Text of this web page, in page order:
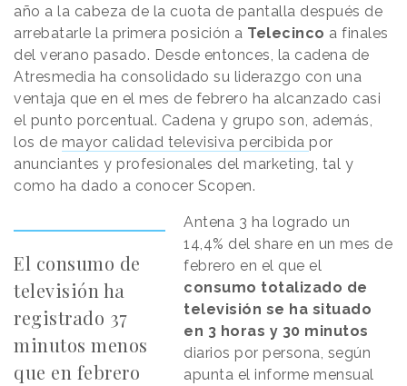
año a la cabeza de la cuota de pantalla después de
arrebatarle la primera posición a Telecinco a finales
del verano pasado. Desde entonces, la cadena de
Atresmedia ha consolidado su liderazgo con una
ventaja que en el mes de febrero ha alcanzado casi
el punto porcentual. Cadena y grupo son, además,
los de mayor calidad televisiva percibida por
anunciantes y profesionales del marketing, tal y
como ha dado a conocer Scopen.
El consumo de
televisión ha
registrado 37
minutos menos
que en febrero
Antena 3 ha logrado un
14,4% del share en un mes de
febrero en el que el
consumo totalizado de
televisión se ha situado
en 3 horas y 30 minutos
diarios por persona, según
apunta el informe mensual